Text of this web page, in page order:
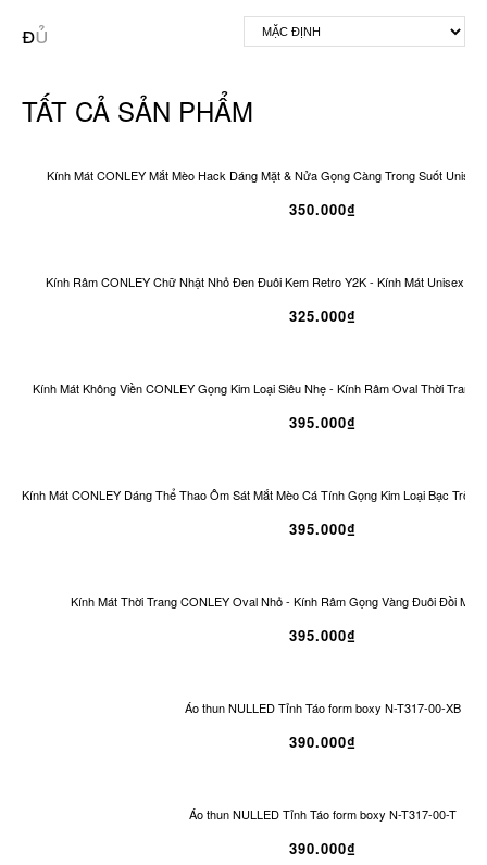
TẤT CẢ SẢN PHẨM
Kính Mát CONLEY Mắt Mèo Hack Dáng Mặt & Nửa Gọng Càng Trong Suốt
350.000₫
Kính Râm CONLEY Chữ Nhật Nhỏ Đen Đuôi Kem Retro Y2K - Kính Mát Unisex
325.000₫
Kính Mát Không Viền CONLEY Gọng Kim Loại Siêu Nhẹ - Kính Râm Oval Thời Trang
395.000₫
Kính Mát CONLEY Dáng Thể Thao Ôm Sát Mắt Mèo Cá Tính Gọng Kim Loại Bạc
395.000₫
Kính Mát Thời Trang CONLEY Oval Nhỏ - Kính Râm Gọng Vàng Đuôi Đồi Mồi
395.000₫
Áo thun NULLED Tỉnh Táo form boxy N-T317-00-XB
390.000₫
Áo thun NULLED Tỉnh Táo form boxy N-T317-00-T
390.000₫